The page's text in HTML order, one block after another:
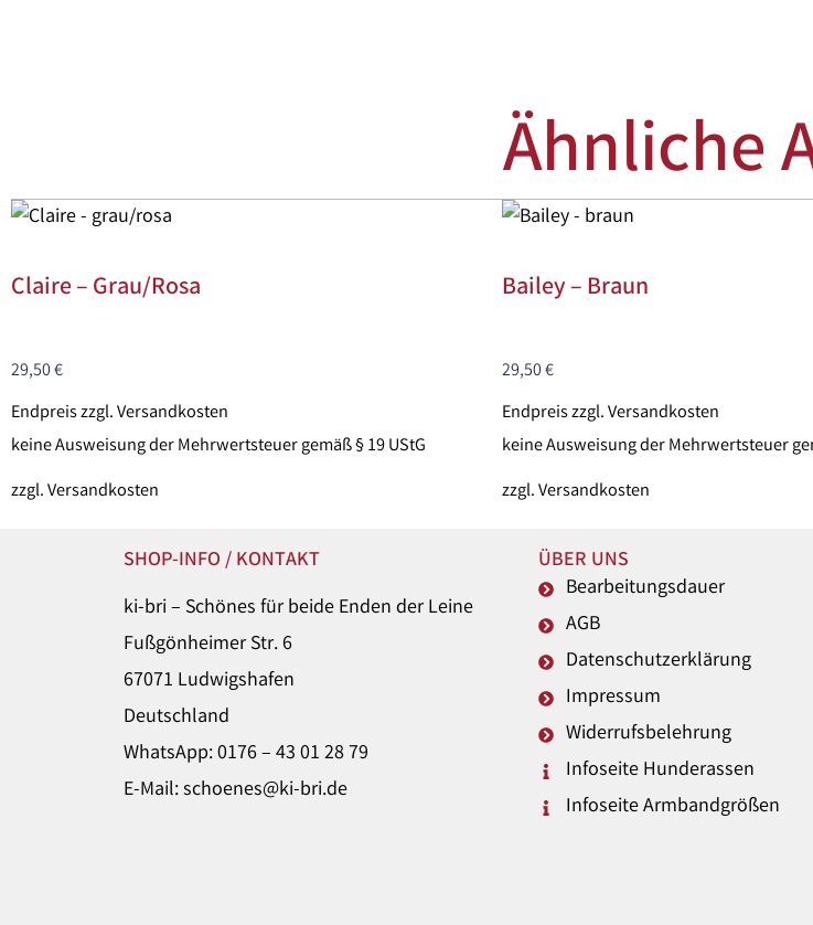
Ähnliche
Claire – Grau/rosa
29,50€
Endpreis zzgl. Versandkosten
keine Ausweisung der Mehrwertsteuer gemäß § 19 UStG
zzgl.Versandkosten
Bailey – Braun
29,50€
Endpreis zzgl. Versandkosten
keine Ausweisung der Mehrwertsteuer
zzgl.Versandkosten
SHOP-INFO / KONTAKT
ki-bri – Schönes für beide Enden der Leine
Fußgönheimer Str. 6
67071 Ludwigshafen
Deutschland
WhatsApp: 0176 – 43 01 28 79
E-Mail: schoenes@ki-bri.de
ÜBER UNS
Bearbeitungsdauer
AGB
Datenschutzerklärung
Impressum
Widerrufsbelehrung
Infoseite Hunderassen
Infoseite Armbandgrößen